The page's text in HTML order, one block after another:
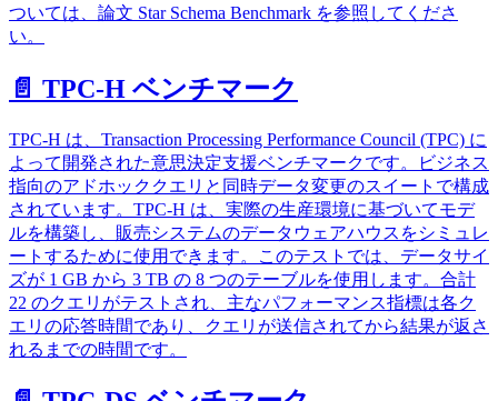
ついては、論文 Star Schema Benchmark を参照してくださ
い。
📄️ TPC-H ベンチマーク
TPC-H は、Transaction Processing Performance Council (TPC) に
よって開発された意思決定支援ベンチマークです。ビジネス
指向のアドホッククエリと同時データ変更のスイートで構成
されています。TPC-H は、実際の生産環境に基づいてモデ
ルを構築し、販売システムのデータウェアハウスをシミュレ
ートするために使用できます。このテストでは、データサイ
ズが 1 GB から 3 TB の 8 つのテーブルを使用します。合計
22 のクエリがテストされ、主なパフォーマンス指標は各ク
エリの応答時間であり、クエリが送信されてから結果が返さ
れるまでの時間です。